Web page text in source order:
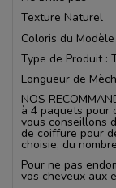
Texture Naturel
Coloris du
Type de Produit :
Longueur de
NOS
à 4 paquets pour
vous conseillons
de coiffure pour
choisie, du
Pour ne pas
vos cheveux aux